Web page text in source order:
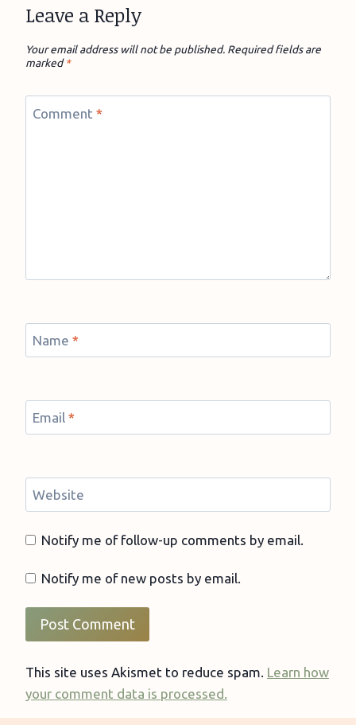
Leave a Reply
Your email address will not be published. Required fields are
marked*
Comment *
Name *
Email *
Website
Notify me of follow-up comments by email.
Notify me of new posts by email.
This site uses Akismet to reduce spam. Learn how
your comment data is processed.